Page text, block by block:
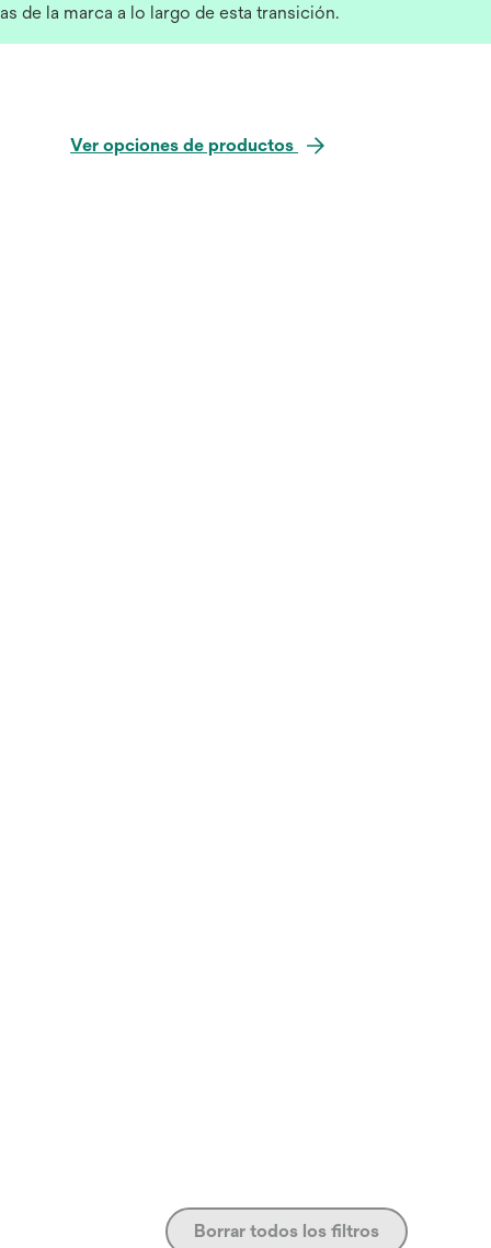
de la marca a lo largo de esta transición.
Ver opciones de productos
Borrar todos los filtros